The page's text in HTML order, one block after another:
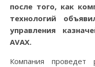
после того, как
технологий
управления
AVAX.
Компания